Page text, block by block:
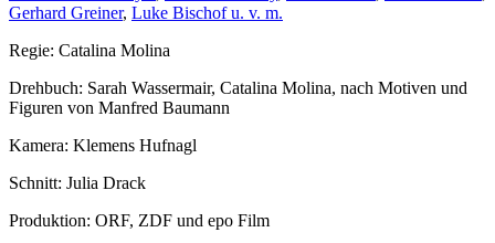
Gerhard Greiner, Luke Bischof u. v. m.
Regie: Catalina Molina
Drehbuch: Sarah Wassermair, Catalina Molina, nach Motiven und
Figuren von Manfred Baumann
Kamera: Klemens Hufnagl
Schnitt: Julia Drack
Produktion: ORF, ZDF und epo Film